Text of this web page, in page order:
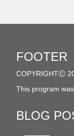
FOOTER
COPYRIGHTⒸ
This program
BLOG